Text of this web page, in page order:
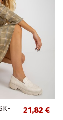
21,82 €